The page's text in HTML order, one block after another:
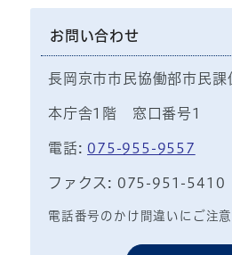
お問い合わせ
長岡京市市民協働部市民課
本庁舎1階 窓口番号1
電話: 075-955-9557
ファクス: 075-951-5410
電話番号のかけ間違いにご注意